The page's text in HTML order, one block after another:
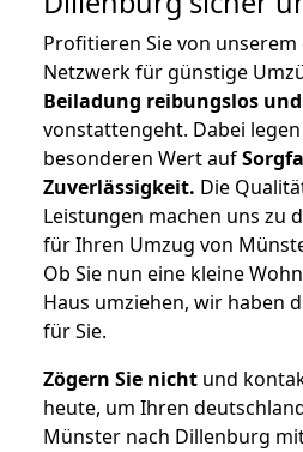
Profitieren Sie von
Netzwerk für günstige
Beiladung reibungslos
vonstattengeht. Dabei
besonderen Wert auf
Zuverlässigkeit. Die
Leistungen machen uns zu
für Ihren Umzug von
Ob Sie nun eine kleine
Haus umziehen, wir haben
für Sie.
Zögern Sie nicht und
heute, um Ihren
Münster nach Dillenburg